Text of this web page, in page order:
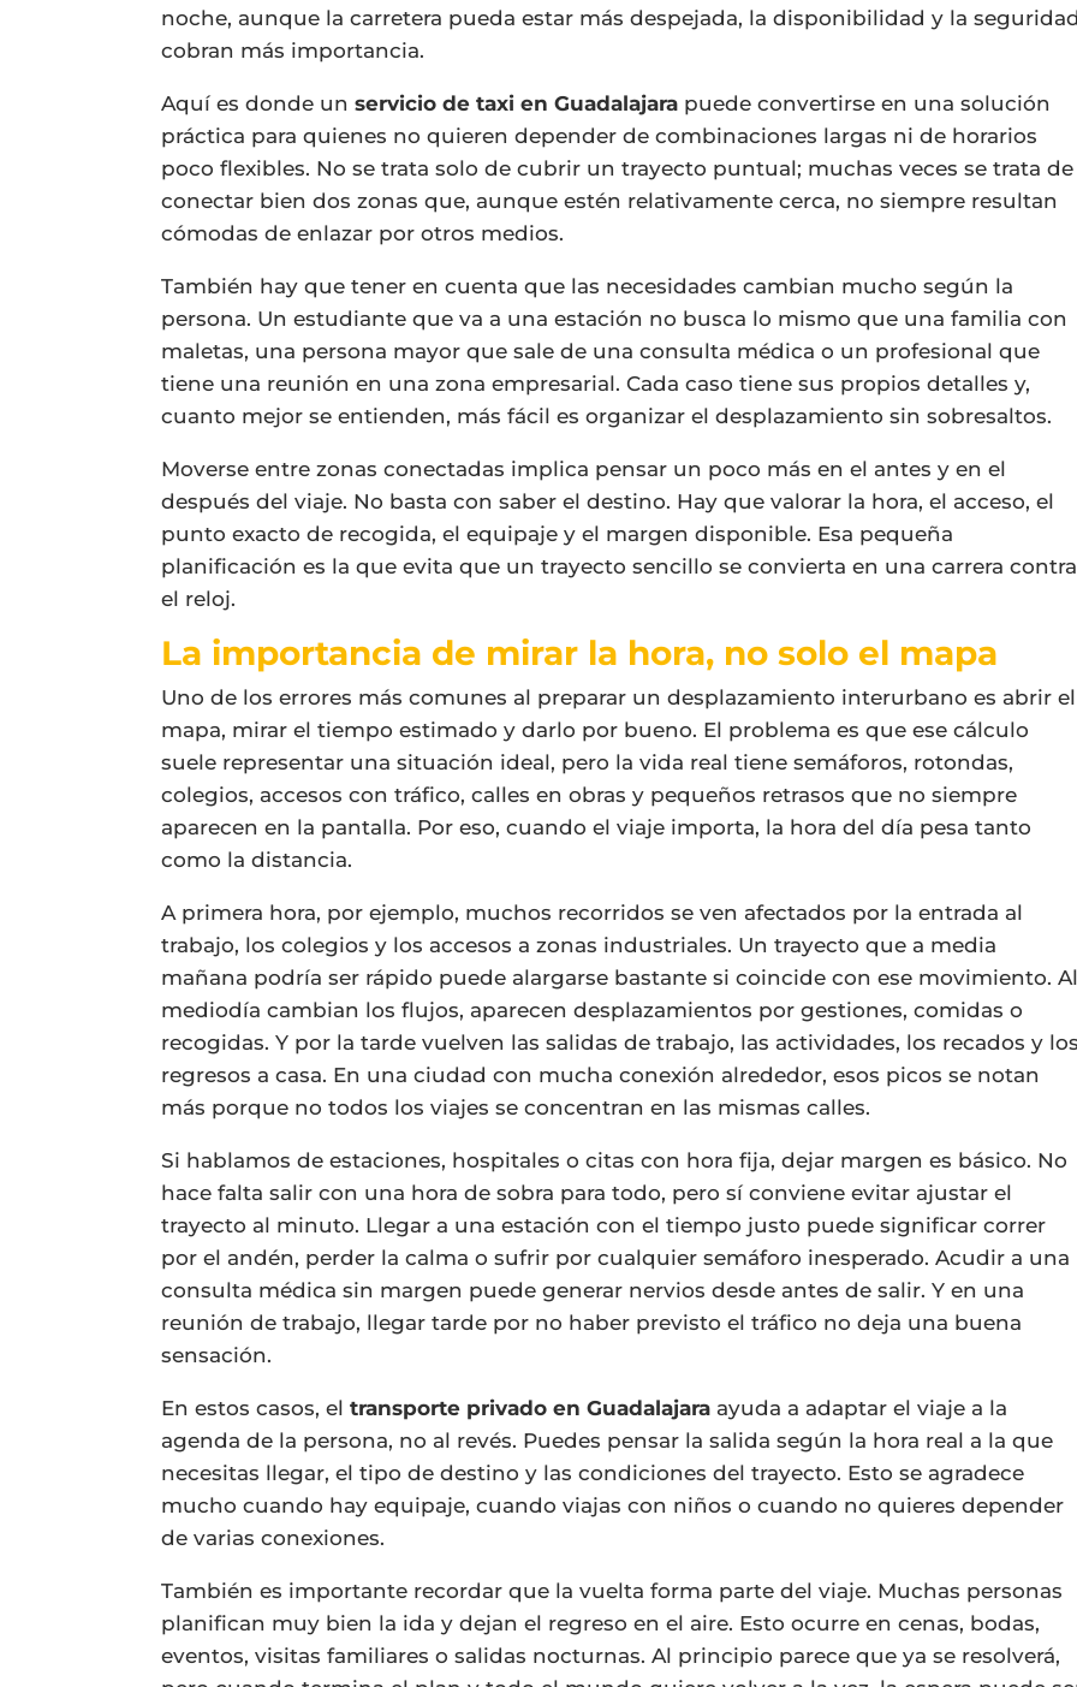
noche, aunque la carretera pueda estar más despejada, la disponibilidad y la
cobran más importancia.
Aquí es donde unservicio de taxi en Guadalajara puede convertirse en una solución
práctica para quienes no quieren depender de combinaciones largas ni de horarios
poco flexibles. No se trata solo de cubrir un trayecto puntual; muchas veces se trata de
conectar bien dos zonas que, aunque estén relativamente cerca, no siempre resultan
cómodas de enlazar por otros medios.
También hay que tener en cuenta que las necesidades cambian mucho según la
persona. Un estudiante que va a una estación no busca lo mismo que una familia con
maletas, una persona mayor que sale de una consulta médica o un profesional que
tiene una reunión en una zona empresarial. Cada caso tiene sus propios detalles y,
cuanto mejor se entienden, más fácil es organizar el desplazamiento sin sobresaltos.
Moverse entre zonas conectadas implica pensar un poco más en el antes y en el
después del viaje. No basta con saber el destino. Hay que valorar la hora, el acceso, el
punto exacto de recogida, el equipaje y el margen disponible. Esa pequeña
planificación es la que evita que un trayecto sencillo se convierta en una carrera contra
el reloj.
La importancia de mirar la hora, no solo el mapa
Uno de los errores más comunes al preparar un desplazamiento interurbano es abrir el
mapa, mirar el tiempo estimado y darlo por bueno. El problema es que ese cálculo
suele representar una situación ideal, pero la vida real tiene semáforos, rotondas,
colegios, accesos con tráfico, calles en obras y pequeños retrasos que no siempre
aparecen en la pantalla. Por eso, cuando el viaje importa, la hora del día pesa tanto
como la distancia.
A primera hora, por ejemplo, muchos recorridos se ven afectados por la entrada al
trabajo, los colegios y los accesos a zonas industriales. Un trayecto que a media
mañana podría ser rápido puede alargarse bastante si coincide con ese movimiento.
mediodía cambian los flujos, aparecen desplazamientos por gestiones, comidas o
recogidas. Y por la tarde vuelven las salidas de trabajo, las actividades, los recados y
regresos a casa. En una ciudad con mucha conexión alrededor, esos picos se notan
más porque no todos los viajes se concentran en las mismas calles.
Si hablamos de estaciones, hospitales o citas con hora fija, dejar margen es básico. No
hace falta salir con una hora de sobra para todo, pero sí conviene evitar ajustar el
trayecto al minuto. Llegar a una estación con el tiempo justo puede significar correr
por el andén, perder la calma o sufrir por cualquier semáforo inesperado. Acudir a una
consulta médica sin margen puede generar nervios desde antes de salir. Y en una
reunión de trabajo, llegar tarde por no haber previsto el tráfico no deja una buena
sensación.
En estos casos, eltransporte privado en Guadalajara ayuda a adaptar el viaje a la
agenda de la persona, no al revés. Puedes pensar la salida según la hora real a la que
necesitas llegar, el tipo de destino y las condiciones del trayecto. Esto se agradece
mucho cuando hay equipaje, cuando viajas con niños o cuando no quieres depender
de varias conexiones.
También es importante recordar que la vuelta forma parte del viaje. Muchas personas
planifican muy bien la ida y dejan el regreso en el aire. Esto ocurre en cenas, bodas,
eventos, visitas familiares o salidas nocturnas. Al principio parece que ya se resolverá,